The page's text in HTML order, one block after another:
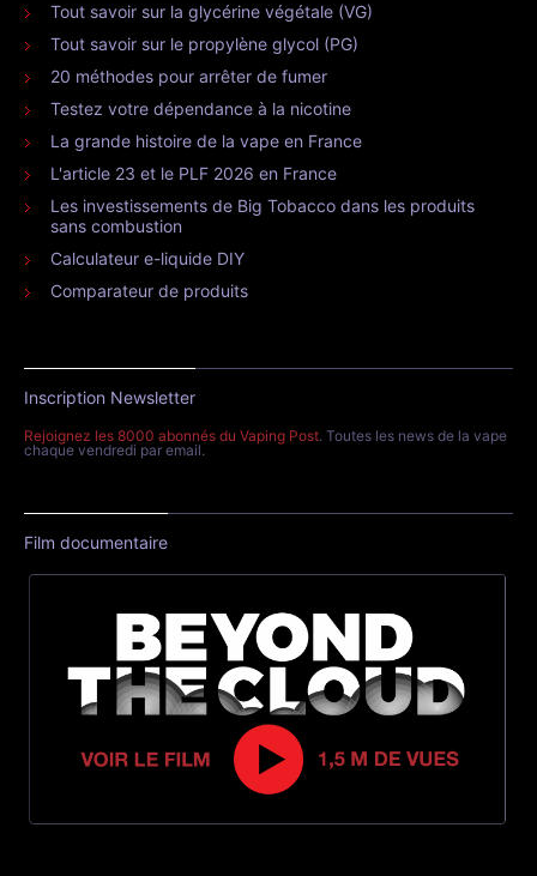
Tout savoir sur la glycérine végétale (VG)
Tout savoir sur le propylène glycol (PG)
20 méthodes pour arrêter de fumer
Testez votre dépendance à la nicotine
La grande histoire de la vape en France
L'article 23 et le PLF 2026 en France
Les investissements de Big Tobacco dans les produits
sans combustion
Calculateur e-liquide DIY
Comparateur de produits
Inscription Newsletter
Rejoignez les 8000 abonnés du Vaping Post. Toutes les news de la vape
chaque vendredi par email.
Film documentaire